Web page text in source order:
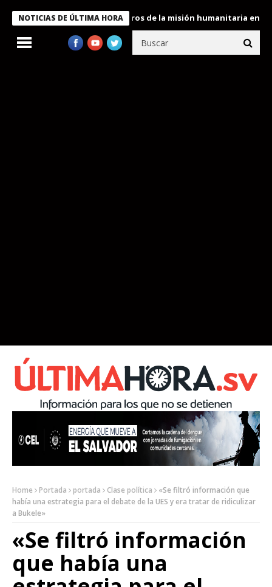
NOTICIAS DE ÚLTIMA HORA
condecora a miembros de la misión humanitaria enviada a
Home Portada portada Clase política
«Se filtró información que
había una estrategia para el debate de la UES y era tratar de ridiculizar
a Bukele»
«Se filtró información
que había una